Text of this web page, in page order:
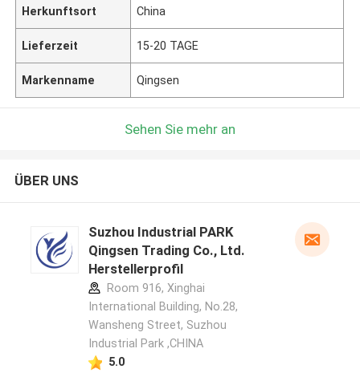
Herkunftsort China
Lieferzeit 15-20 TAGE
Markenname Qingsen
Sehen Sie mehr an
ÜBER UNS
Suzhou Industrial PARK
Qingsen Trading Co., Ltd.
Herstellerprofil
Room 916, Xinghai
International Building, No.28,
Wansheng Street, Suzhou
Industrial Park ,CHINA
5.0